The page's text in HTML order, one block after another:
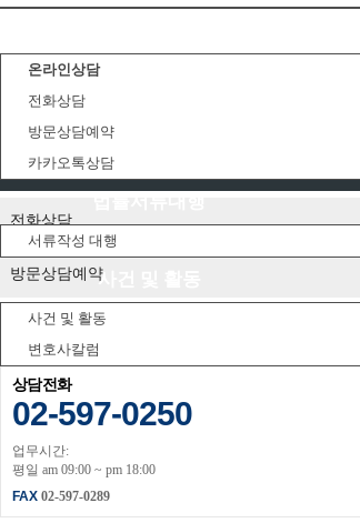
온라인상담
전화상담
방문상담예약
카카오톡상담
서류작성 대행
사건 및 활동
사건 및 활동
변호사칼럼
상담센터
온라인상담
전화상담
방문상담예약
카카오톡상담
상담전화
02-597-0250
업무시간:
평일 am 09:00 ~ pm 18:00
FAX 02-597-0289